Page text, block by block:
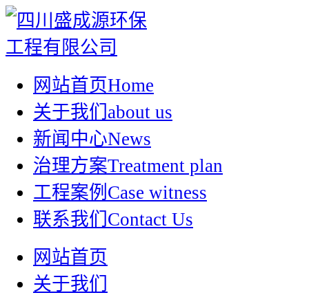
网站首页Home
关于我们 about us
新闻中心News
治理方案Treatment plan
工程案例 Case witness
联系我们 Contact Us
网站首页
关于我们